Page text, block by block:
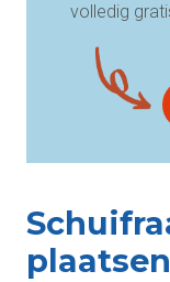
volledig